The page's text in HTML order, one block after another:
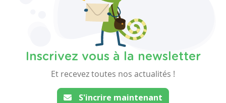
Inscrivez vous à la newsletter
Et recevez toutes nos actualités !
S'incrire maintenant